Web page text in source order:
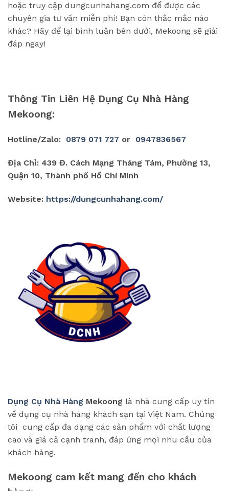
hoặc truy cập dungcunhahang.com để được các
chuyên gia tư vấn miễn phí! Bạn còn thắc mắc nào
khác? Hãy để lại bình luận bên dưới, Mekoong sẽ giải
đáp ngay!
Thông Tin Liên Hệ Dụng Cụ Nhà Hàng
Mekoong:
Hotline/Zalo: 0879 071 727 or 0947836567
Địa Chỉ: 439 Đ. Cách Mạng Tháng Tám, Phường 13,
Quận 10, Thành phố Hồ Chí Minh
Website: https://dungcunhahang.com/
Dụng Cụ Nhà Hàng Mekoong là nhà cung cấp uy tín
về dụng cụ nhà hàng khách sạn tại Việt Nam. Chúng
tôi cung cấp đa dạng các sản phẩm với chất lượng
cao và giá cả cạnh tranh, đáp ứng mọi nhu cầu của
khách hàng.
Mekoong cam kết mang đến cho khách